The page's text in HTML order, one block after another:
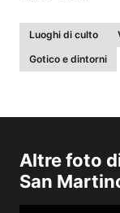
Luoghi di culto
Gotico e dintorni
Altre foto
San